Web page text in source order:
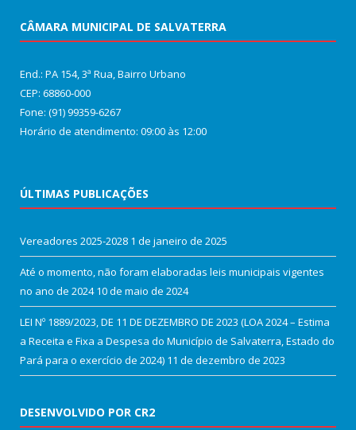
CÂMARA MUNICIPAL DE SALVATERRA
End.: PA 154, 3ª Rua, Bairro Urbano
CEP: 68860‑000
Fone: (91) 99359-6267
Horário de atendimento: 09:00 às 12:00
ÚLTIMAS PUBLICAÇÕES
Vereadores 2025-2028 1 de janeiro de 2025
Até o momento, não foram elaboradas leis municipais vigentes
no ano de 2024 10 de maio de 2024
LEI Nº 1889/2023, DE 11 DE DEZEMBRO DE 2023 (LOA 2024 – Estima
a Receita e Fixa a Despesa do Município de Salvaterra, Estado do
Pará para o exercício de 2024) 11 de dezembro de 2023
DESENVOLVIDO POR CR2